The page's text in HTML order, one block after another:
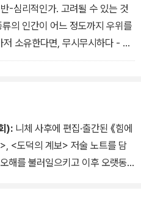
-심리적인가. 고려될 수 있는 것
의 인간이 어느 정도까지 우위를
소유한다면, 무시무시하다 - 우
어떤 본능을 승화시키는가! - 본
): 니체 사후에 편집·출간된 《힘에
<도덕의 계보> 저술 노트를 담
해를 불러일으키고 이후 오랫동